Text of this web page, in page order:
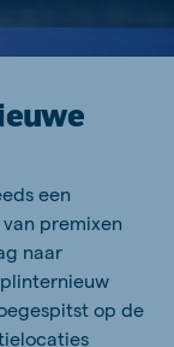
een
premixen
naar
op de